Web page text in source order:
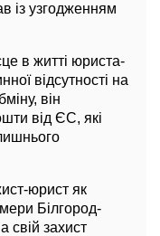
із узгодженням
в житті юриста-
відсутності на
він
від ЄС, які
юрист як
Білгород-
свій захист